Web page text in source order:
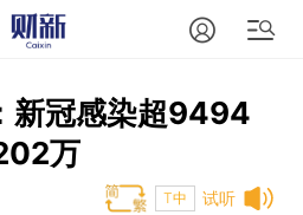
新冠感染超9494
万
试听
T中